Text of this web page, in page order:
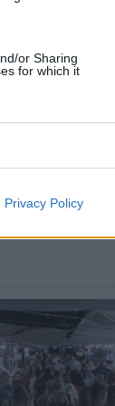
or Sharing
for which it
Privacy Policy
Δήμαρχο.